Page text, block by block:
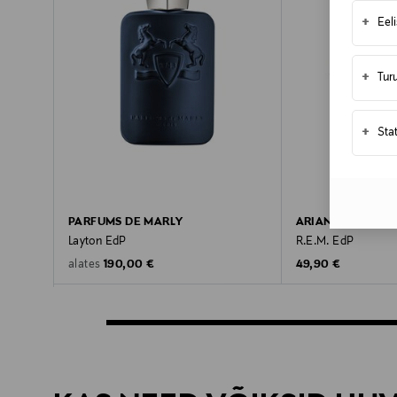
+
+
+
PARFUMS DE MARLY
Layton EdP
alates Original Price
190,00 €
ARIANA GRANDE
R.E.M. EdP
Original Price
49,90 €